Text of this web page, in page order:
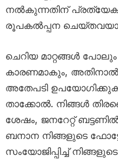
നൽകുന്നതിന്
രൂപകൽപ്പന
ചെറിയ മാറ്റങ്ങൾ
കാരണമാകും, അതിനാൽ
അതേപടി
താക്കോൽ. നിങ്ങൾ
ശേഷം, ജനറേറ്റ്
ബനാന നിങ്ങളുടെ
സംയോജിപ്പിച്ച്